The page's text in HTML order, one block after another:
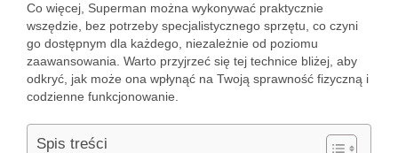
Co więcej, Superman można wykonywać praktycznie
wszędzie, bez potrzeby specjalistycznego sprzętu, co czyni
go dostępnym dla każdego, niezależnie od poziomu
zaawansowania. Warto przyjrzeć się tej technice bliżej, aby
odkryć, jak może ona wpłynąć na Twoją sprawność fizyczną i
codzienne funkcjonowanie.
Spis treści